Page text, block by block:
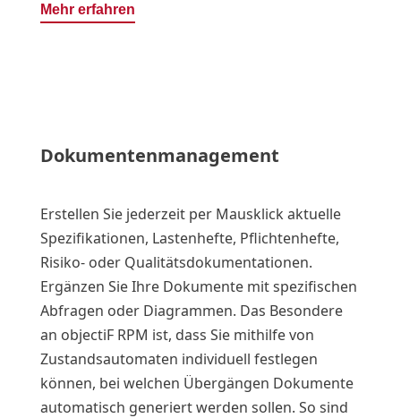
Mehr erfahren
Dokumentenmanagement
Erstellen Sie jederzeit per Mausklick aktuelle
Spezifikationen, Lastenhefte, Pflichtenhefte,
Risiko- oder Qualitätsdokumentationen.
Ergänzen Sie Ihre Dokumente mit spezifischen
Abfragen oder Diagrammen. Das Besondere
an objectiF RPM ist, dass Sie mithilfe von
Zustandsautomaten individuell festlegen
können, bei welchen Übergängen Dokumente
automatisch generiert werden sollen. So sind